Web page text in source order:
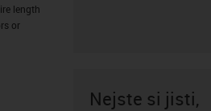
length
or
Nejste si jisti,